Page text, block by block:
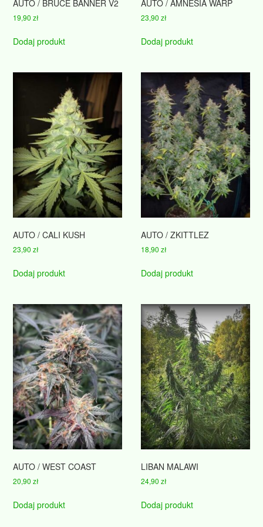
AUTO / BRUCE BANNER V2
19,90zł
Dodaj produkt
AUTO / AMNESIA WARP
23,90zł
Dodaj produkt
AUTO / CALI KUSH
23,90zł
Dodaj produkt
AUTO / ZKITTLEZ
18,90zł
Dodaj produkt
AUTO / WEST COAST
20,90zł
Dodaj produkt
LIBAN MALAWI
24,90zł
Dodaj produkt